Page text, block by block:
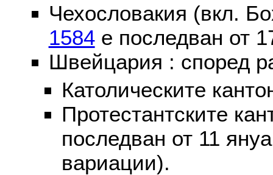
Чехословакия (вкл.
1584е последван от
Швейцария : според
Католическите
Протестантските
последван от 11
вариации).